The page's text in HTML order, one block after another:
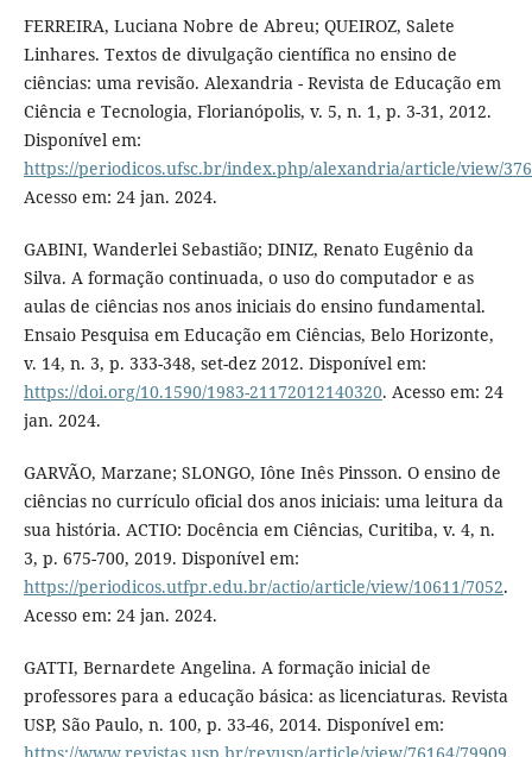
FERREIRA, Luciana Nobre de Abreu; QUEIROZ, Salete
Linhares. Textos de divulgação científica no ensino de
ciências: uma revisão. Alexandria - Revista de Educação em
Ciência e Tecnologia, Florianópolis, v. 5, n. 1, p. 3-31, 2012.
Disponível em:
https://periodicos.ufsc.br/index.php/alexandria/article/view/
Acesso em: 24 jan. 2024.
GABINI, Wanderlei Sebastião; DINIZ, Renato Eugênio da
Silva. A formação continuada, o uso do computador e as
aulas de ciências nos anos iniciais do ensino fundamental.
Ensaio Pesquisa em Educação em Ciências, Belo Horizonte,
v. 14, n. 3, p. 333-348, set-dez 2012. Disponível em:
https://doi.org/10.1590/1983-21172012140320. Acesso em: 24
jan. 2024.
GARVÃO, Marzane; SLONGO, Iône Inês Pinsson. O ensino de
ciências no currículo oficial dos anos iniciais: uma leitura da
sua história. ACTIO: Docência em Ciências, Curitiba, v. 4, n.
3, p. 675-700, 2019. Disponível em:
https://periodicos.utfpr.edu.br/actio/article/view/10611/7052.
Acesso em: 24 jan. 2024.
GATTI, Bernardete Angelina. A formação inicial de
professores para a educação básica: as licenciaturas. Revista
USP, São Paulo, n. 100, p. 33-46, 2014. Disponível em: